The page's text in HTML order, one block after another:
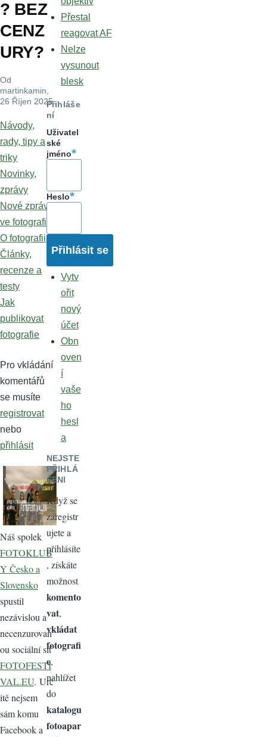
? BEZ
CENZ
URY?
Od
martinkamin
26 Říjen 2025
Návody,
rady, tipy a
triky
Novinky,
zprávy
Nové zprávy
ve fotografii
O fotografii
Články,
recenze a
testy
Jak
publikovat
fotografie
Pro vkládání
komentářů
se musíte
registrovat
nebo
přihlásit
Náš spolek
FOTOKLUB
Y Česko a
Slovensko
spustil
nezávislou a
necenzurovan
ou sociální síť
FOTOFESTI
VAL.EU. Urč
itě nejsem
sám komu
Facebook a
Přestal
reagovat AF
Nelze
vysunout
blesk
Přihláše
ní
Uživatel
ské
jméno
Heslo
Vytv
ořit
nový
účet
Obn
oven
í
vaše
ho
hesl
a
NEJSTE
PŘIHLÁ
ŠENI
Když se
zaregistr
ujete a
přihlásíte
, získáte
možnost
komento
vat,
vkládat
fotografi
e,
nahlížet
do
katalogu
fotoapar